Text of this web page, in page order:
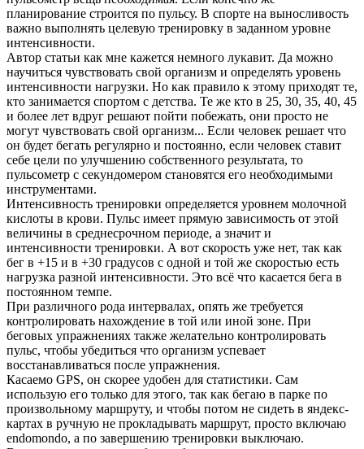
планирование строится по пульсу. В спорте на выносливость
важно выполнять целевую тренировку в заданном уровне
интенсивности.
Автор статьи как мне кажется немного лукавит. Да можно
научиться чувствовать свой организм и определять уровень
интенсивности нагрузки. Но как правило к этому приходят те,
кто занимается спортом с детства. Те же кто в 25, 30, 35, 40, 45
и более лет вдруг решают пойти побежать, они просто не
могут чувствовать свой организм... Если человек решает что
он будет бегать регулярно и постоянно, если человек ставит
себе цели по улучшению собственного результата, то
пульсометр с секундомером становятся его необходимыми
инструментами.
Интенсивность тренировки определяется уровнем молочной
кислоты в крови. Пульс имеет прямую зависимость от этой
величины в среднесрочном периоде, а значит и
интенсивности тренировки. А вот скорость уже нет, так как
бег в +15 и в +30 градусов с одной и той же скоростью есть
нагрузка разной интенсивности. Это всё что касается бега в
постоянном темпе.
При различного рода интервалах, опять же требуется
контролировать нахождение в той или иной зоне. При
беговых упражнениях также желательно контролировать
пульс, чтобы убедиться что организм успевает
восстанавливаться после упражнения.
Касаемо GPS, он скорее удобен для статистики. Сам
использую его только для этого, так как бегаю в парке по
произвольному маршруту, и чтобы потом не сидеть в яндекс-
картах в ручную не прокладывать маршрут, просто включаю
endomondo, а по завершению тренировки выключаю.